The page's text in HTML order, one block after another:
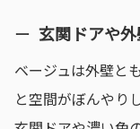
玄関ドアや
ベージュは外壁と
と空間がぼんやり